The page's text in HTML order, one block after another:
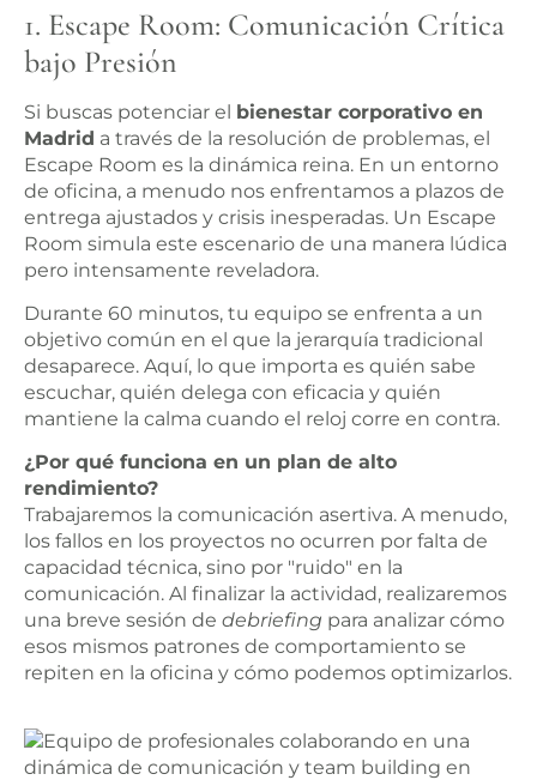
1. Escape Room: Comunicación Crítica
bajo Presión
Si buscas potenciar el bienestar corporativo en
Madrid a través de la resolución de problemas, el
Escape Room es la dinámica reina. En un entorno
de oficina, a menudo nos enfrentamos a plazos de
entrega ajustados y crisis inesperadas. Un Escape
Room simula este escenario de una manera lúdica
pero intensamente reveladora.
Durante 60 minutos, tu equipo se enfrenta a un
objetivo común en el que la jerarquía tradicional
desaparece. Aquí, lo que importa es quién sabe
escuchar, quién delega con eficacia y quién
mantiene la calma cuando el reloj corre en contra.
¿Por qué funciona en un plan de alto
rendimiento?
Trabajaremos la comunicación asertiva. A menudo,
los fallos en los proyectos no ocurren por falta de
capacidad técnica, sino por "ruido" en la
comunicación. Al finalizar la actividad, realizaremos
una breve sesión de debriefing para analizar cómo
esos mismos patrones de comportamiento se
repiten en la oficina y cómo podemos optimizarlos.